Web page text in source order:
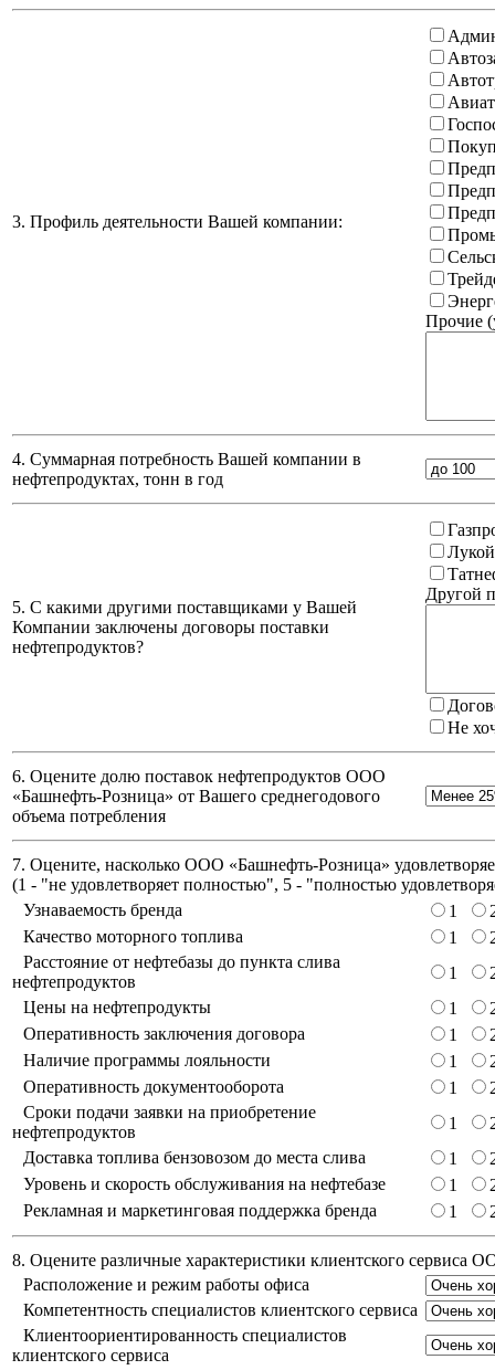
3. Профиль деятельности Вашей компании:
Прочие
4. Суммарная потребность Вашей компании в
нефтепродуктах, тонн в год
5. С какими другими поставщиками у Вашей
Компании заключены договоры поставки
нефтепродуктов?
Другой
Не
6. Оцените долю поставок нефтепродуктов ООО
«Башнефть-Розница» от Вашего среднегодового
объема потребления
7. Оцените, насколько ООО «Башнефть-Розница»
(1 - "не удовлетворяет полностью", 5 - "полностью
Узнаваемость бренда
1
Качество моторного топлива
1
Расстояние от нефтебазы до пункта слива
нефтепродуктов
1
Цены на нефтепродукты
1
Оперативность заключения договора
1
Наличие программы лояльности
1
Оперативность документооборота
1
Сроки подачи заявки на приобретение
нефтепродуктов
1
Доставка топлива бензовозом до места слива
1
Уровень и скорость обслуживания на нефтебазе
1
Рекламная и маркетинговая поддержка бренда
1
8. Оцените различные характеристики клиентского сервиса
Расположение и режим работы офиса
Компетентность специалистов клиентского сервиса
Клиентоориентированность специалистов
клиентского сервиса